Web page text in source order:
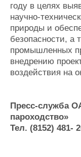
году в целях
научно-
природы и
безопасности, а
промышленных
внедрению
воздействия на
Пресс-служба
пароходство»
Тел. (8152) 481-